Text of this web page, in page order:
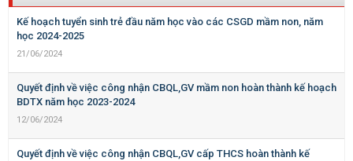
Kế hoạch tuyển sinh trẻ đầu năm học vào các CSGD mầm non, năm
học 2024-2025
21/06/2024
Quyết định về việc công nhận CBQL,GV mầm non hoàn thành kế hoạch
BDTX năm học 2023-2024
12/06/2024
Quyết định về việc công nhận CBQL,GV cấp THCS hoàn thành kế